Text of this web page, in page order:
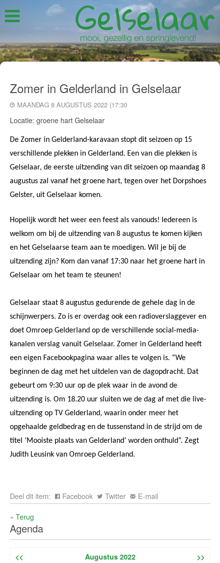
Zomer in Gelderland in Gelselaar
MAANDAG 8 AUGUSTUS 2022 (17:30
Locatie: groene hart Gelselaar
De Zomer in Gelderland-karavaan stopt dit seizoen op 15
verschillende plekken in Gelderland. Een van die plekken is
Gelselaar, de eerste uitzending van dit seizoen op maandag 8
augustus zal vanaf het groene hart, tegen over het Dorpshoes
Gelster, uit Gelselaar komen.
Hopelijk wordt het weer een feest als vanouds! Iedereen is
welkom om bij de uitzending van 8 augustus te komen kijken
en het Gelselaarse team aan te moedigen. Wil je bij de
uitzending zijn? Kom dan vanaf 17:30 naar het groene hart in
Gelselaar om het team te steunen!
Gelselaar staat 8 augustus gedurende de gehele dag in de
schijnwerpers. Zo is er overdag ook een radioverslaggever en
doet Omroep Gelderland op de verschillende social-media-
kanalen verslag vanuit Gelselaar. Zomer in Gelderland heeft
een eigen Facebookpagina waar alles te volgen is. “We
beginnen de dag met het uitdelen van de dagopdracht. Dat
gebeurt om 9:30 uur op de plek waar in de avond de
uitzending is. Om 18.20 uur sluiten we de dag af met die live-
uitzending op TV Gelderland, waarin onder meer het
opgehaalde geldbedrag en de tussenstand in de strijd om de
titel ‘Mooiste plaats van Gelderland’ worden onthuld”. Zegt
Judith Leusink van Omroep Gelderland.
Deel dit item: Facebook Twitter
E-mail
« Terug
Agenda
<< Augustus 2022
>>